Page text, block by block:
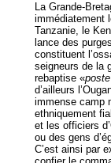
La Grande-
immédiatement
Tanzanie, le
lance des
constituent
seigneurs de la
rebaptise «
d’ailleurs
immense camp
ethniquement
et les officiers
ou des gens
C’est ainsi par